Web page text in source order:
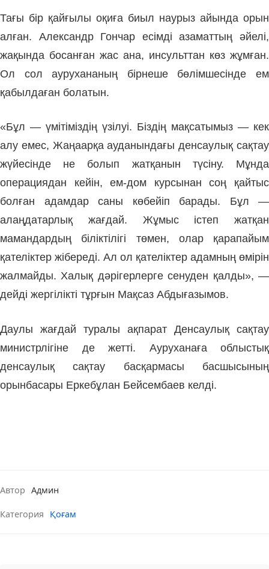
Тағы бір қайғылы оқиға биыл наурыз айында орын
алған. Александр Гончар есімді азаматтың әйелі,
жақында босанған жас ана, инсульттан көз жұмған.
Ол сол аурухананың бірнеше бөлімшесінде ем
қабылдаған болатын.
«Бұл — үмітіміздің үзілуі. Біздің мақсатымыз — кек
алу емес, Жаңаарқа ауданындағы денсаулық сақтау
жүйесінде не болып жатқанын түсіну. Мұнда
операциядан кейін, ем-дом курсынан соң қайтыс
болған адамдар саны көбейіп барады. Бұл —
алаңдатарлық жағдай. Жұмыс істеп жатқан
мамандардың біліктілігі төмен, олар қарапайым
қателіктер жібереді. Ал ол қателіктер адамның өмірін
жалмайды. Халық дәрігерлерге сенуден қалды», —
дейді жергілікті тұрғын Мақсаз Абдығазымов.
Даулы жағдай туралы ақпарат Денсаулық сақтау
министрлігіне де жетті. Ауруханаға облыстық
денсаулық сақтау басқармасы басшысының
орынбасары Еркебұлан Бейсембаев келді.
Автор Админ
Категория Қоғам